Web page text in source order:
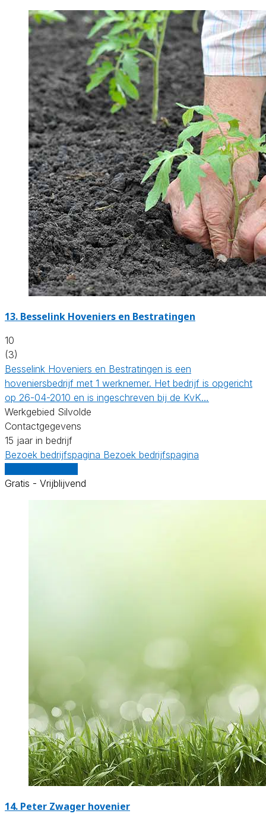
13. Besselink Hoveniers en Bestratingen
10
(3)
Besselink Hoveniers en Bestratingen is een
hoveniersbedrijf met 1 werknemer. Het bedrijf is opgericht
op 26-04-2010 en is ingeschreven bij de KvK…
Werkgebied Silvolde
Contactgegevens
15 jaar in bedrijf
Bezoek bedrijfspagina Bezoek bedrijfspagina
Gratis - Vrijblijvend
14. Peter Zwager hovenier